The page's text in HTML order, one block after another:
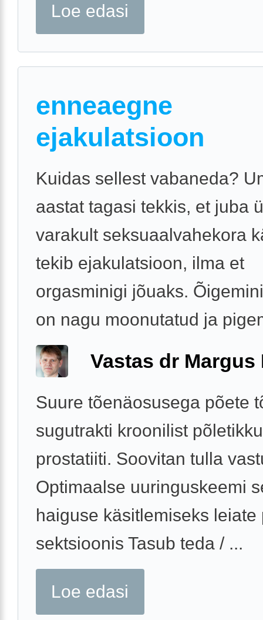
Loe edasi
enneaegne
ejakulatsioon
Kuidas sellest vabaneda?
aastat tagasi tekkis, et juba
varakult seksuaalvahekora
tekib ejakulatsioon, ilma et
orgasminigi jõuaks.
on nagu moonutatud ja
Vastas dr Margus
Suure tõenäosusega põete
sugutrakti kroonilist
prostatiiti. Soovitan tulla
Optimaalse uuringuskeemi
haiguse käsitlemiseks leiate
sektsioonis Tasub teda / ...
Loe edasi